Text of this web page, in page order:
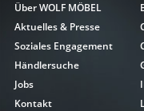
Über WOLF MÖBEL
Aktuelles & Presse
Soziales Engagement
Händlersuche
Jobs
Kontakt